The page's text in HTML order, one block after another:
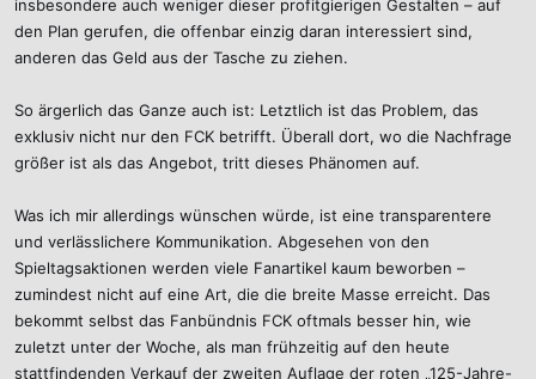
insbesondere auch weniger dieser profitgierigen Gestalten – auf
den Plan gerufen, die offenbar einzig daran interessiert sind,
anderen das Geld aus der Tasche zu ziehen.
So ärgerlich das Ganze auch ist: Letztlich ist das Problem, das
exklusiv nicht nur den FCK betrifft. Überall dort, wo die Nachfrage
größer ist als das Angebot, tritt dieses Phänomen auf.
Was ich mir allerdings wünschen würde, ist eine transparentere
und verlässlichere Kommunikation. Abgesehen von den
Spieltagsaktionen werden viele Fanartikel kaum beworben –
zumindest nicht auf eine Art, die die breite Masse erreicht. Das
bekommt selbst das Fanbündnis FCK oftmals besser hin, wie
zuletzt unter der Woche, als man frühzeitig auf den heute
stattfindenden Verkauf der zweiten Auflage der roten „125-Jahre-